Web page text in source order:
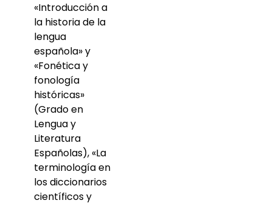
«Introducción a
la historia de la
lengua
española» y
«Fonética y
fonología
históricas»
(Grado en
Lengua y
Literatura
Españolas), «La
terminología en
los diccionarios
científicos y